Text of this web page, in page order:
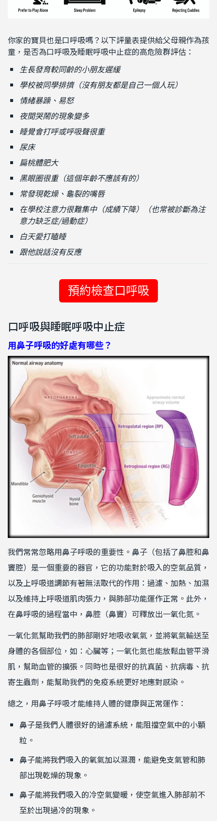
你家的寶貝也是口呼吸嗎？以下評量表提供給父母親作為孩
童，是否為口呼吸及睡眠呼吸中止症的高危險群評估：
生長發育較同齡的小朋友遲緩
學校被同學排擠（沒有朋友都是自己一個人玩）
情緒暴躁、易怒
夜間哭鬧的現象變多
睡覺會打呼或呼吸聲很重
尿床
扁桃體肥大
黑眼圈很重（這個年齡不應該有的）
常發現乾燥、龜裂的嘴唇
在學校注意力很難集中（成績下降）（也常被診斷為注
意力缺乏症/過動症）
白天愛打瞌睡
跟他說話沒有反應
預約檢查口呼吸
口呼吸與睡眠呼吸中止症
用鼻子呼吸的好處有哪些？
我們常常忽略用鼻子呼吸的重要性。鼻子（包括了鼻腔和鼻
竇腔）是一個重要的器官，它的功能對於吸入的空氣品質，
以及上呼吸道調節有著無法取代的作用：過濾、加熱、加濕
以及維持上呼吸道肌肉張力，與肺部功能運作正常。此外，
在鼻呼吸的過程當中，鼻腔（鼻竇）可釋放出一氧化氮。
一氧化氮幫助我們的肺部剛好地吸收氧氣，並將氧氣輸送至
身體的各個部位，如：心臟等；一氧化氮也能放鬆血管平滑
肌，幫助血管的擴張。同時也是很好的抗真菌、抗病毒、抗
寄生蟲劑，能幫助我們的免疫系統更好地應對感染。
總之，用鼻子呼吸才能維持人體的健康與正常運作：
鼻子是我們人體很好的過濾系統，能阻擋空氣中的小顆
粒。
鼻子能將我們吸入的氧氣加以濕潤，能避免支氣管和肺
部出現乾燥的現象。
鼻子能將我們吸入的冷空氣變暖，使空氣進入肺部前不
至於出現過冷的現象。